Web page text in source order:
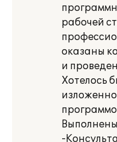
рабочей
оказаны
и
Хотелось
-